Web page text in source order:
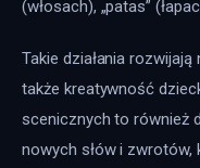
(włosach), „patas”
Takie działania
także kreatywność
scenicznych to również
nowych słów i zwrotów,